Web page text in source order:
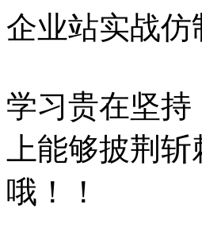
企业站实战仿
学习贵在坚持
上能够披荆
哦！！